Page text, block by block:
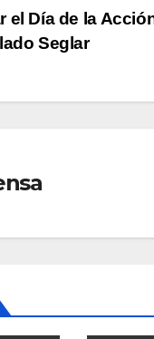
el Día de la
Seglar